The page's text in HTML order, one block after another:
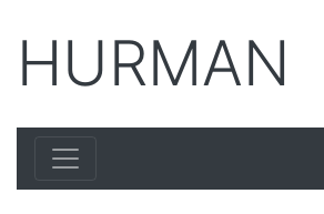
HURMAN